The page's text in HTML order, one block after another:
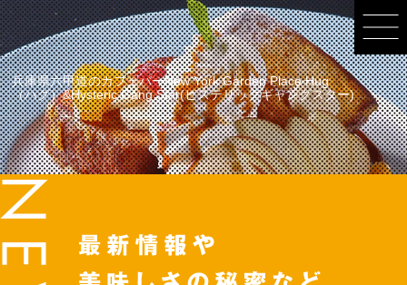
兵庫県六甲道のカフェバーNew York Garden Place Hug
（ハグ）&Hysteric Gang Star(ヒステリックギャングスター)